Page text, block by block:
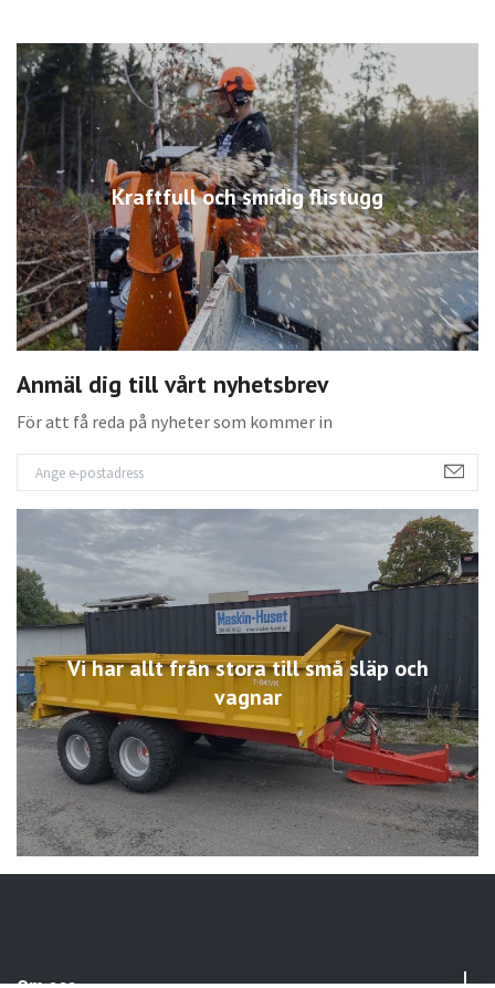
Kraftfull och smidig flistugg
Anmäl dig till vårt nyhetsbrev
För att få reda på nyheter som kommer in
Vi har allt från stora till små släp och
vagnar